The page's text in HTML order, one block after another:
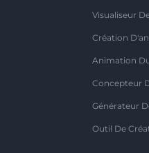
Visualiseur
Création
Animation
Concepteur
Générateur
Outil De